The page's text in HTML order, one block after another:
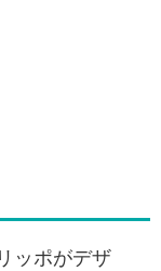
ッポがデザ